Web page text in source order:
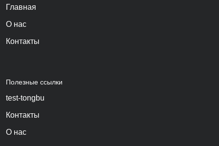
Главная
О нас
Контакты
Полезные ссылки
test-tongbu
Контакты
О нас